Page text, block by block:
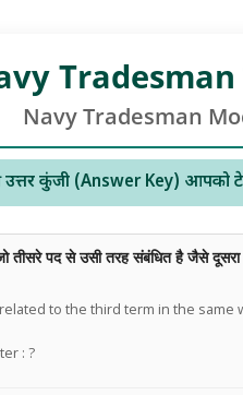
Tradesman
Navy Tradesman
की उत्तर कुंजी (Answer Key) आपको
तीसरे पद से उसी तरह संबंधित है जैसे
to the third term in the
: ?